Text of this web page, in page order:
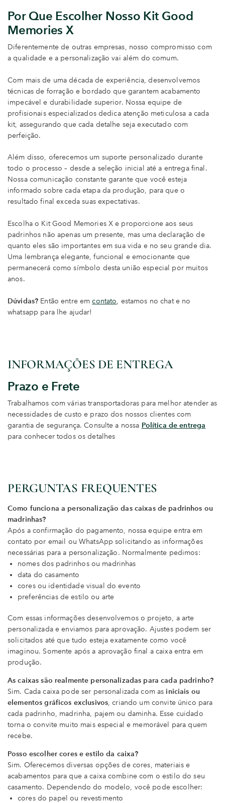
Por Que Escolher Nosso Kit Good
Memories X
Diferentemente de outras empresas, nosso compromisso com
a qualidade e a personalização vai além do comum.
Com mais de uma década de experiência, desenvolvemos
técnicas de forração e bordado que garantem acabamento
impecável e durabilidade superior. Nossa equipe de
profisionais especializados dedica atenção meticulosa a cada
kit, assegurando que cada detalhe seja executado com
perfeição.
Além disso, oferecemos um suporte personalizado durante
todo o processo – desde a seleção inicial até a entrega final.
Nossa comunicação constante garante que você esteja
informado sobre cada etapa da produção, para que o
resultado final exceda suas expectativas.
Escolha o Kit Good Memories X e proporcione aos seus
padrinhos não apenas um presente, mas uma declaração de
quanto eles são importantes em sua vida e no seu grande dia.
Uma lembrança elegante, funcional e emocionante que
permanecerá como símbolo desta união especial por muitos
anos.
Dúvidas? Então entre emcontato, estamos no chat e no
whatsapp para lhe ajudar!
INFORMAÇÕES DE ENTREGA
Prazo e Frete
Trabalhamos com várias transportadoras para melhor atender as
necessidades de custo e prazo dos nossos clientes com
garantia de segurança. Consulte a nossa Política de entrega
para conhecer todos os detalhes
PERGUNTAS FREQUENTES
Como funciona a personalização das caixas de padrinhos ou
madrinhas?
Após a confirmação do pagamento, nossa equipe entra em
contato por email ou WhatsApp solicitando as informações
necessárias para a personalização. Normalmente pedimos:
nomes dos padrinhos ou madrinhas
data do casamento
cores ou identidade visual do evento
preferências de estilo ou arte
Com essas informações desenvolvemos o projeto, a arte
personalizada e enviamos para aprovação. Ajustes podem ser
solicitados até que tudo esteja exatamente como você
imaginou. Somente após a aprovação final a caixa entra em
produção.
As caixas são realmente personalizadas para cada padrinho?
Sim. Cada caixa pode ser personalizada com as iniciais ou
elementos gráficos exclusivos, criando um convite único para
cada padrinho, madrinha, pajem ou daminha. Esse cuidado
torna o convite muito mais especial e memorável para quem
recebe.
Posso escolher cores e estilo da caixa?
Sim. Oferecemos diversas opções de cores, materiais e
acabamentos para que a caixa combine com o estilo do seu
casamento. Dependendo do modelo, você pode escolher:
cores do papel ou revestimento